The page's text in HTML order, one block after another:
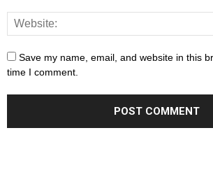
Save my name, email, and website in this
time I comment.